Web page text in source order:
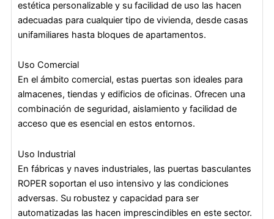
estética personalizable y su facilidad de uso las hacen
adecuadas para cualquier tipo de vivienda, desde casas
unifamiliares hasta bloques de apartamentos.
Uso Comercial
En el ámbito comercial, estas puertas son ideales para
almacenes, tiendas y edificios de oficinas. Ofrecen una
combinación de seguridad, aislamiento y facilidad de
acceso que es esencial en estos entornos.
Uso Industrial
En fábricas y naves industriales, las puertas basculantes
ROPER soportan el uso intensivo y las condiciones
adversas. Su robustez y capacidad para ser
automatizadas las hacen imprescindibles en este sector.